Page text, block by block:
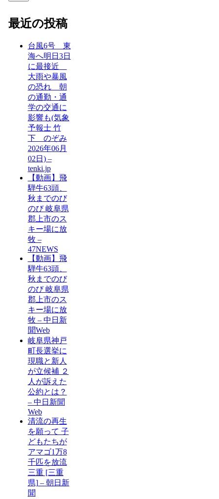
最近の投稿
台風6号 東
海へ明日3日
に最接近
大雨や暴風
の恐れ 朝
の通勤・通
学の交通に
影響も(気象
予報士 竹
下 のぞみ
2026年06月
02日) –
tenki.jp
【動画】飛
騨牛63頭、
秋までのび
のび 岐阜県
郡上市のス
キー場に放
牧 –
47NEWS
【動画】飛
騨牛63頭、
秋までのび
のび 岐阜県
郡上市のス
キー場に放
牧 – 中日新
聞Web
岐阜県神戸
町長選挙に
現職と新人
が立候補 ２
人が訴えた
公約とは？
– 中日新聞
Web
清流の再生
を願って 子
どもたちが
アマゴ1万8
千匹を放流
三重 [三重
県] – 朝日新
聞